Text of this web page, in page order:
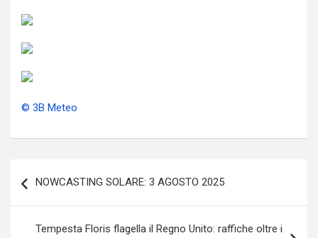
© 3B Meteo
articoli
NOWCASTING SOLARE: 3 AGOSTO 2025
Tempesta Floris flagella il Regno Unito: raffiche oltre i